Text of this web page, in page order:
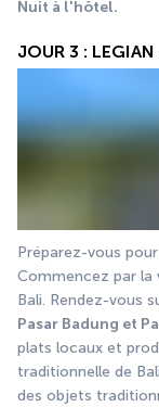
Nuit à l'hôtel.
JOUR 3 :
Préparez-vous
Commencez par la
Pasar Badung et
plats locaux et
traditionnelle de
des objets